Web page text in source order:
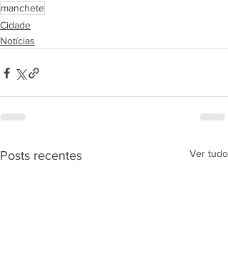
manchete
Cidade
Notícias
Posts recentes Ver tudo